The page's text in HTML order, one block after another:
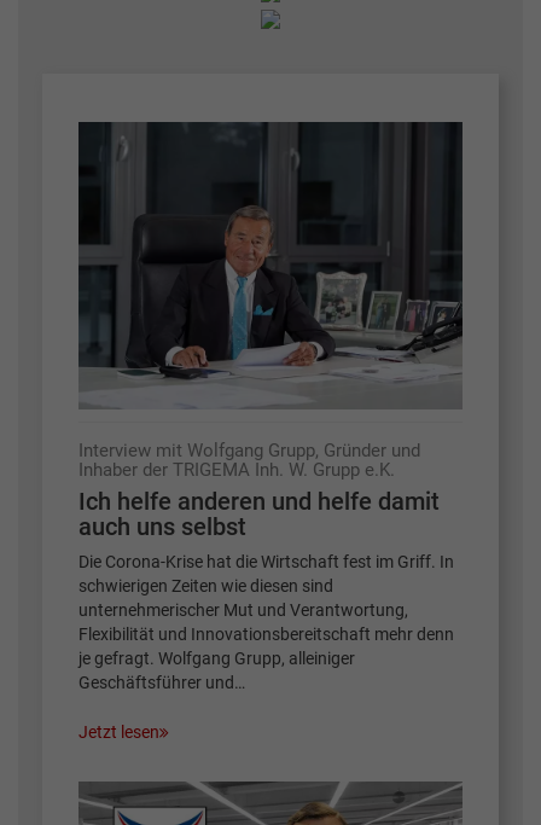
Interview mit Wolfgang Grupp, Gründer und
Inhaber der TRIGEMA Inh. W. Grupp e.K.
Ich helfe anderen und helfe damit
auch uns selbst
Die Corona-Krise hat die Wirtschaft fest im Griff. In
schwierigen Zeiten wie diesen sind
unternehmerischer Mut und Verantwortung,
Flexibilität und Innovationsbereitschaft mehr denn
je gefragt. Wolfgang Grupp, alleiniger
Geschäftsführer und…
Jetzt lesen